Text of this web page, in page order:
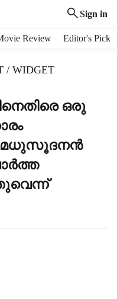
Sign in
Review Editor's Pick
/ WIDGET
ഒരു
മധുസൂദനന്‍